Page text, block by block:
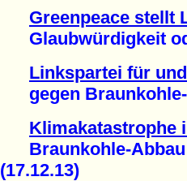
Greenpeace stellt
Glaubwürdigkeit
Linkspartei für und
gegen Braunkohle-
Klimakatastrophe
Braunkohle-Abbau
(17.12.13)